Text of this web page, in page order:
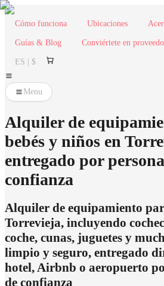
Cómo funciona Ubicaciones
Guías & Blog Conviértete en
ES | $
Menu
Alquiler de
bebés y niños en
entregado por
confianza
Alquiler de equipamiento
Torrevieja, incluyendo
coche, cunas, juguetes y
limpio y seguro, entregado
hotel, Airbnb o aeropuerto
de confianza